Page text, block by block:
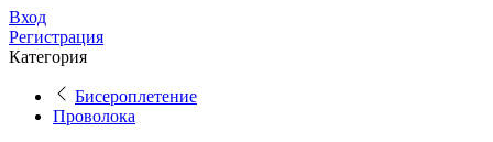
Вход
Регистрация
Категория
Бисероплетение
Проволока